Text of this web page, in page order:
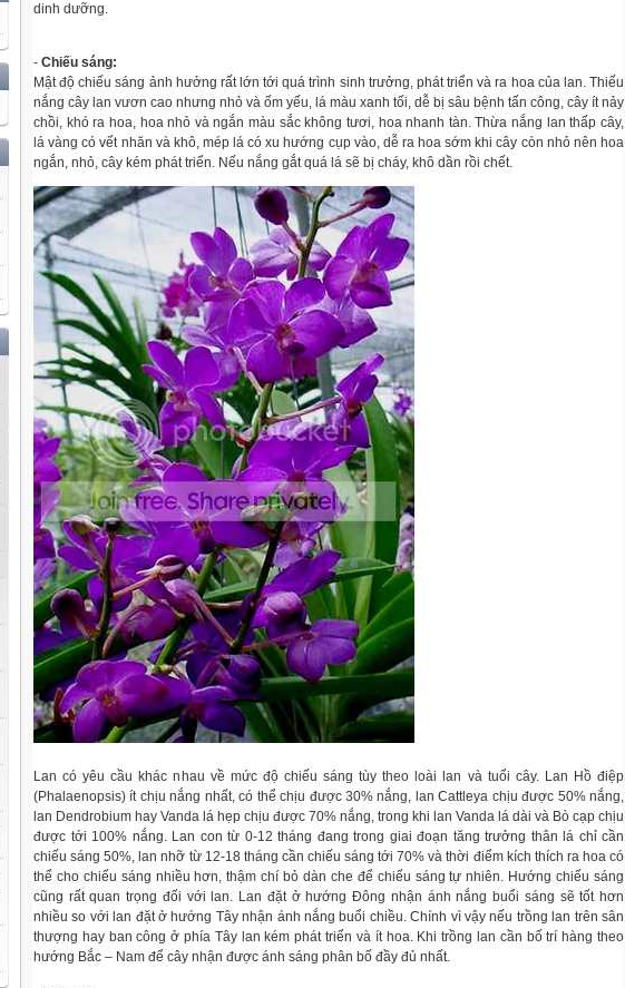
dinh dưỡng.
- Chiếu sáng:
Mật độ chiếu sáng ảnh hưởng rất lớn tới quá trình sinh trưởng, phát triển và ra hoa của lan. Thiếu
nắng cây lan vươn cao nhưng nhỏ và ốm yếu, lá màu xanh tối, dễ bị sâu bệnh tấn công, cây ít nảy
chồi, khó ra hoa, hoa nhỏ và ngắn màu sắc không tươi, hoa nhanh tàn. Thừa nắng lan thấp cây,
lá vàng có vết nhăn và khô, mép lá có xu hướng cụp vào, dễ ra hoa sớm khi cây còn nhỏ nên hoa
ngắn, nhỏ, cây kém phát triển. Nếu nắng gắt quá lá sẽ bị cháy, khô dần rồi chết.
Lan có yêu cầu khác nhau về mức độ chiếu sáng tùy theo loài lan và tuổi cây. Lan Hồ điệp
(Phalaenopsis) ít chịu nắng nhất, có thể chịu được 30% nắng, lan Cattleya chịu được 50% nắng,
lan Dendrobium hay Vanda lá hẹp chịu được 70% nắng, trong khi lan Vanda lá dài và Bò cạp chịu
được tới 100% nắng. Lan con từ 0-12 tháng đang trong giai đoạn tăng trưởng thân lá chỉ cần
chiếu sáng 50%, lan nhỡ từ 12-18 tháng cần chiếu sáng tới 70% và thời điểm kích thích ra hoa có
thể cho chiếu sáng nhiều hơn, thậm chí bỏ dàn che để chiếu sáng tự nhiên. Hướng chiếu sáng
cũng rất quan trọng đối với lan. Lan đặt ở hướng Đông nhận ánh nắng buổi sáng sẽ tốt hơn
nhiều so với lan đặt ở hướng Tây nhận ánh nắng buổi chiều. Chính vì vậy nếu trồng lan trên sân
thượng hay ban công ở phía Tây lan kém phát triển và ít hoa. Khi trồng lan cần bố trí hàng theo
hướng Bắc – Nam để cây nhận được ánh sáng phân bố đầy đủ nhất.